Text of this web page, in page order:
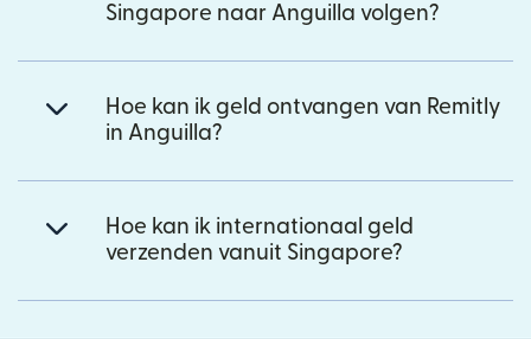
Singapore naar Anguilla volgen?
Hoe kan ik geld ontvangen van Remitly
in Anguilla?
Hoe kan ik internationaal geld
verzenden vanuit Singapore?